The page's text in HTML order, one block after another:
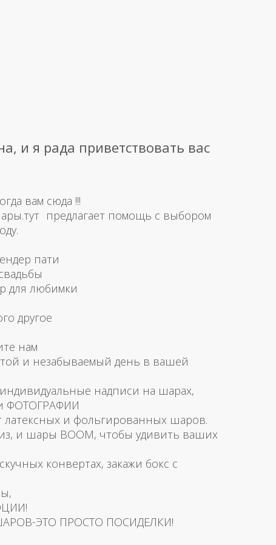
и я рада приветствовать вас
вам сюда !!!
предлагает помощь с выбором
пати
для любимки
другое
нам
и незабываемый день в вашей
надписи на шарах,
ФОТОГРАФИИ
и фольгированных шаров.
и шары BOOM, чтобы удивить ваших
конвертах, закажи бокс с
ЭТО ПРОСТО ПОСИДЕЛКИ!